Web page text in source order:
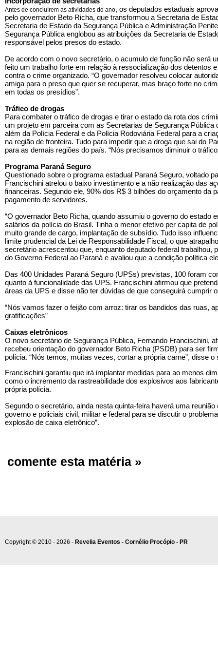
Antes de concluírem as atividades do ano, os deputados estaduais
pelo governador Beto Richa, que transformou a Secretaria de
Secretaria de Estado da Segurança Pública e Administração
Segurança Pública englobou as atribuições da Secretaria de
responsável pelos presos do estado.
De acordo com o novo secretário, o acumulo de função não será
feito um trabalho forte em relação à ressocialização dos detentos
contra o crime organizado. “O governador resolveu colocar
amiga para o preso que quer se recuperar, mas braço forte no
em todas os presídios”.
Tráfico de drogas
Para combater o tráfico de drogas e tirar o estado da rota dos
um projeto em parceira com as Secretarias de Segurança Pública
além da Polícia Federal e da Polícia Rodoviária Federal para a
na região de fronteira. Tudo para impedir que a droga que sai do
para as demais regiões do país. “Nós precisamos diminuir o
Programa Paraná Seguro
Questionado sobre o programa estadual Paraná Seguro, voltado
Francischini atrelou o baixo investimento e a não realização das
financeiras. Segundo ele, 90% dos R$ 3 bilhões do orçamento da
pagamento de servidores.
“O governador Beto Richa, quando assumiu o governo do estado
salários da polícia do Brasil. Tinha o menor efetivo per capita de
muito grande de cargo, implantação de subsídio. Tudo isso
limite prudencial da Lei de Responsabilidade Fiscal, o que
secretário acrescentou que, enquanto deputado federal trabalhou,
do Governo Federal ao Paraná e avaliou que a condição política
Das 400 Unidades Paraná Seguro (UPSs) previstas, 100 foram
quanto à funcionalidade das UPS. Francischini afirmou que
áreas da UPS e disse não ter dúvidas de que conseguirá cumprir
“Nós vamos fazer o feijão com arroz: tirar os bandidos das ruas,
gratificações”
Caixas eletrônicos
O novo secretário de Segurança Pública, Fernando Francischini,
recebeu orientação do governador Beto Richa (PSDB) para ser
polícia. “Nós temos, muitas vezes, cortar a própria carne”, disse o
Francischini garantiu que irá implantar medidas para ao menos
como o incremento da rastreabilidade dos explosivos aos
própria polícia.
Segundo o secretário, ainda nesta quinta-feira haverá uma
governo e policiais civil, militar e federal para se discutir o
explosão de caixa eletrônico”.
comente esta matéria »
Copyright © 2010 - 2026 - Revelia Eventos - Cornélio Procópio - PR